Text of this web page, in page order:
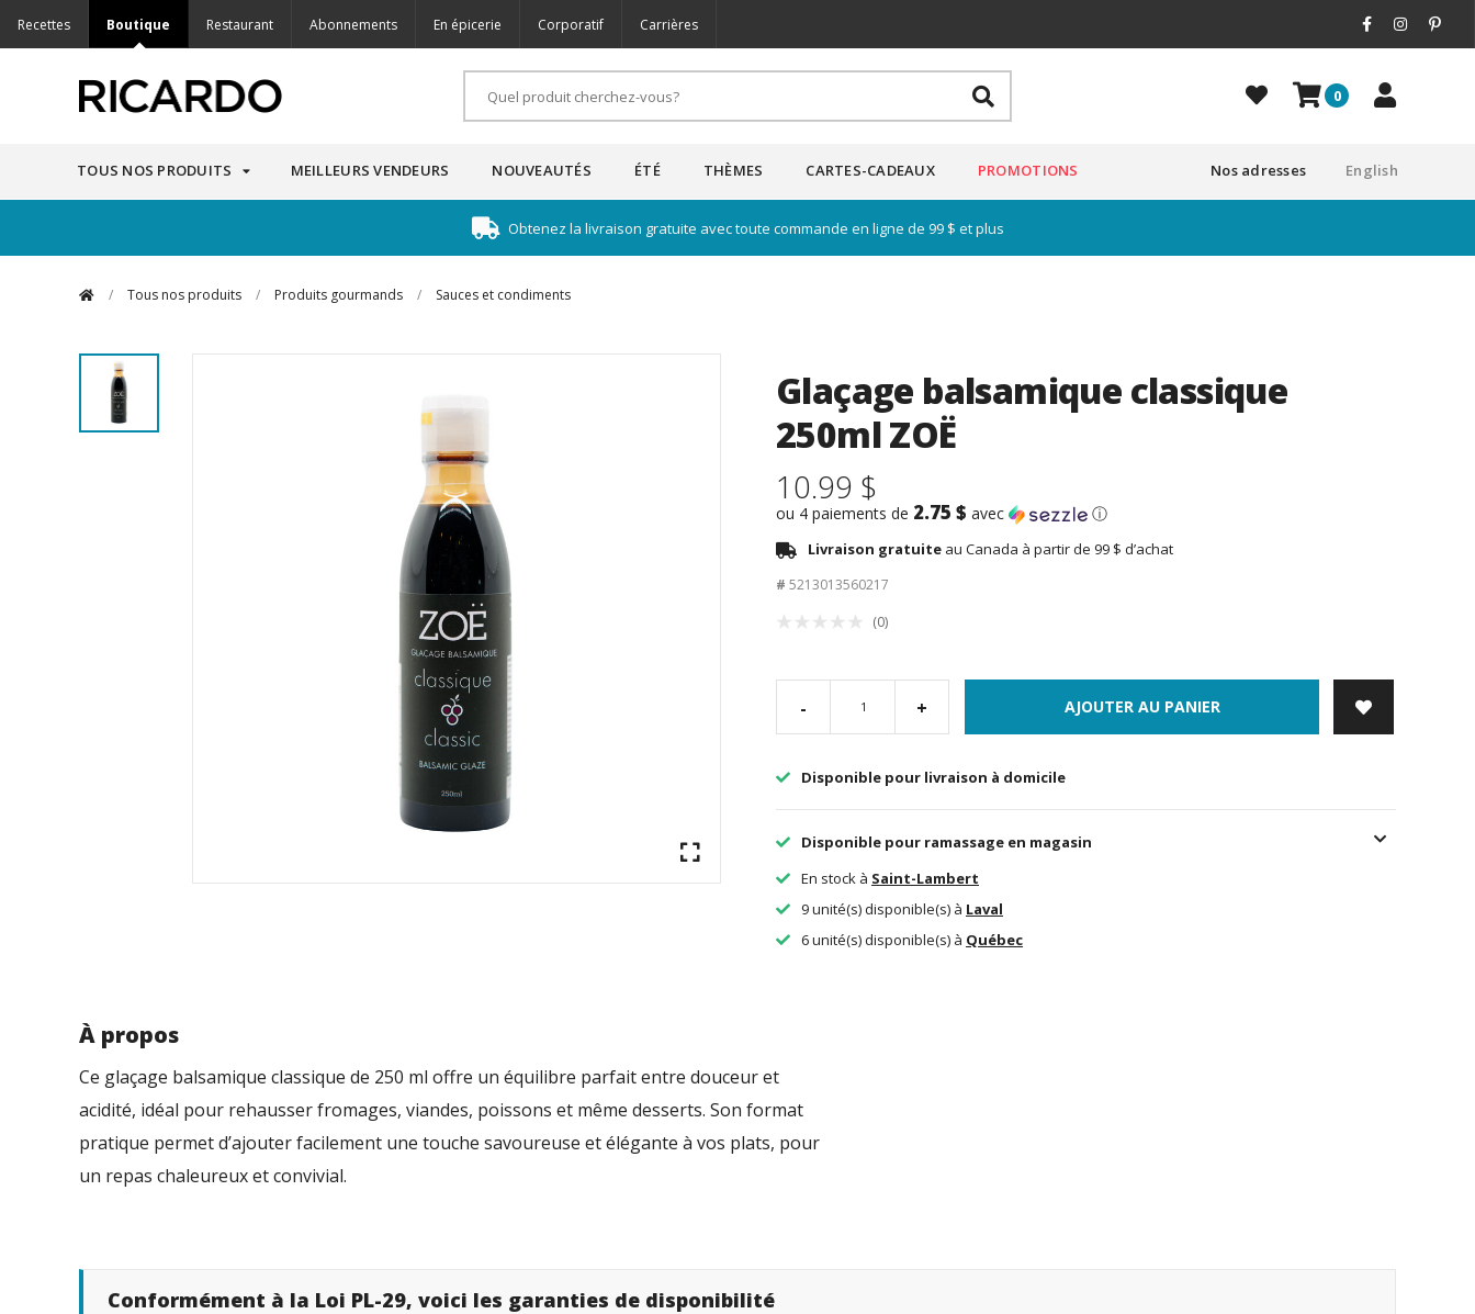
Recettes Boutique Restaurant Abonnements En épicerie Corporatif Carrières
0
TOUS NOS PRODUITS MEILLEURS VENDEURS NOUVEAUTÉS ÉTÉ THÈMES CARTES-CADEAUX PROMOTIONS English
Nos adresses
Obtenez la livraison gratuite avec toute commande en ligne de 99 $ et plus
/ Tous nos produits / Produits gourmands / Sauces et condiments
Glaçage balsamique classique
250ml ZOË
10.99 $
ou 4 paiements de 2.75 $ avec ⓘ
Livraison gratuite au Canada à partir de 99 $ d’achat
# 5213013560217
(0)
- + AJOUTER AU PANIER
Disponible pour livraison à domicile
Disponible pour ramassage en magasin
En stock à Saint-Lambert
9 unité(s) disponible(s) à Laval
6 unité(s) disponible(s) à Québec
À propos
Ce glaçage balsamique classique de 250 ml offre un équilibre parfait entre douceur et
acidité, idéal pour rehausser fromages, viandes, poissons et même desserts. Son format
pratique permet d’ajouter facilement une touche savoureuse et élégante à vos plats, pour
un repas chaleureux et convivial.
Conformément à la Loi PL-29, voici les garanties de disponibilité